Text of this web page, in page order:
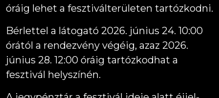
óráig lehet a fesztiválterületen tartózkodni.
Bérlettel a látogató 2026. június 24. 10:00
órától a rendezvény végéig, azaz 2026.
június 28. 12:00 óráig tartózkodhat a
fesztivál helyszínén.